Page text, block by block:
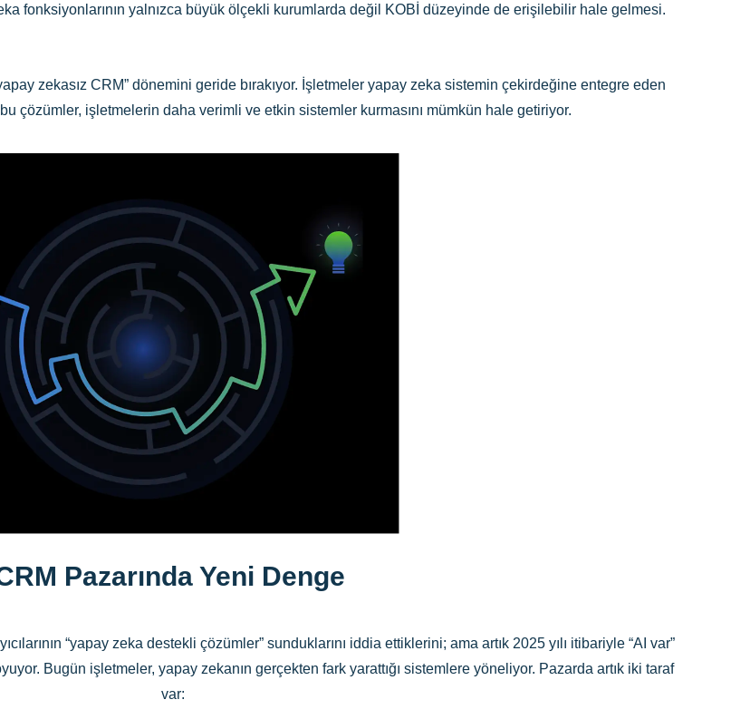
fonksiyonlarının yalnızca büyük ölçekli kurumlarda değil KOBİ düzeyinde de erişilebilir hale gelmesi.
zekasız CRM” dönemini geride bırakıyor. İşletmeler yapay zeka sistemin çekirdeğine entegre eden
çözümler, işletmelerin daha verimli ve etkin sistemler kurmasını mümkün hale getiriyor.
Pazarında Yeni Denge
“yapay zeka destekli çözümler” sunduklarını iddia ettiklerini; ama artık 2025 yılı itibariyle “AI var”
Bugün işletmeler, yapay zekanın gerçekten fark yarattığı sistemlere yöneliyor. Pazarda artık iki taraf
var: